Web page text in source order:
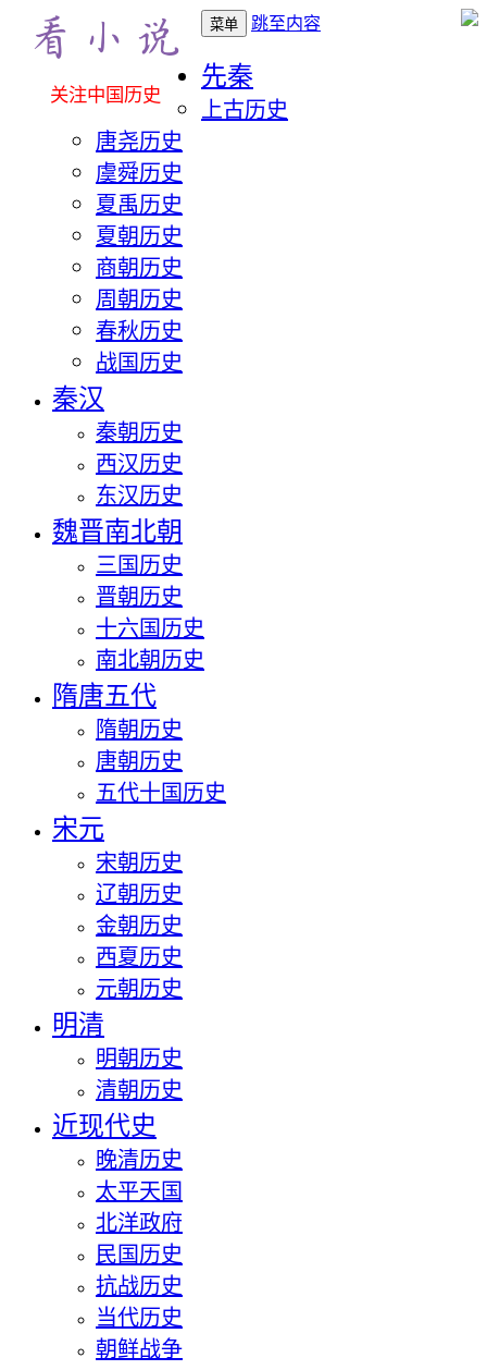
关注中国历史
菜单 跳至内容
先秦
上古历史
唐尧历史
虞舜历史
夏禹历史
夏朝历史
商朝历史
周朝历史
春秋历史
战国历史
秦汉
秦朝历史
西汉历史
东汉历史
魏晋南北朝
三国历史
晋朝历史
十六国历史
南北朝历史
隋唐五代
隋朝历史
唐朝历史
五代十国历史
宋元
宋朝历史
辽朝历史
金朝历史
西夏历史
元朝历史
明清
明朝历史
清朝历史
近现代史
晚清历史
太平天国
北洋政府
民国历史
抗战历史
当代历史
朝鲜战争